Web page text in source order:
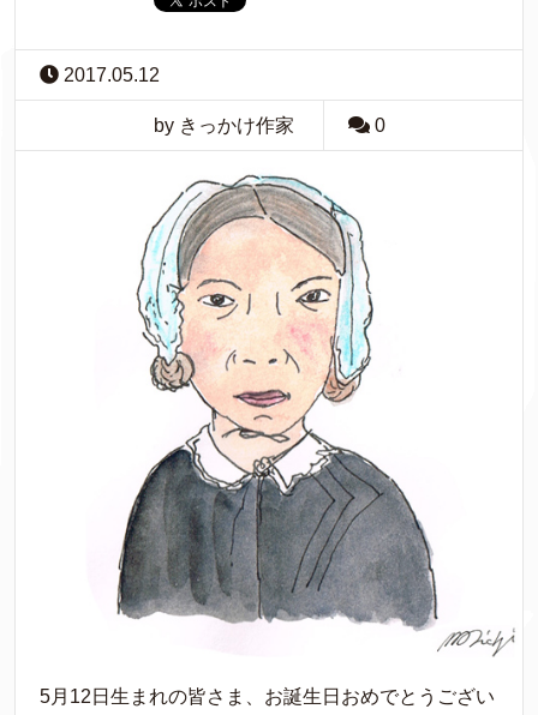
2017.05.12
by きっかけ作家 0
5月12日生まれの皆さま、お誕生日おめでとうござい